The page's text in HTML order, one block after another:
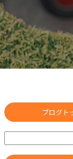
ブログト